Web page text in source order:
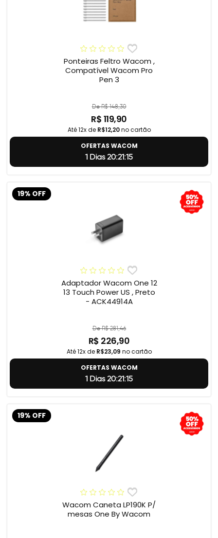
Ponteiras Feltro Wacom ,
Compatível Wacom Pro
Pen 3
De R$ 148,30
R$ 119,90
Até 12x de R$12,20no cartão
OFERTAS WACOM
1 Dias 20:21:14
19% OFF
Adaptador Wacom One 12
13 Touch Power US , Preto
- ACK44914A
De R$ 281,46
R$ 226,90
Até 12x de R$23,09 no cartão
OFERTAS WACOM
1 Dias 20:21:14
19% OFF
Wacom Caneta LP190K P/
mesas One By Wacom